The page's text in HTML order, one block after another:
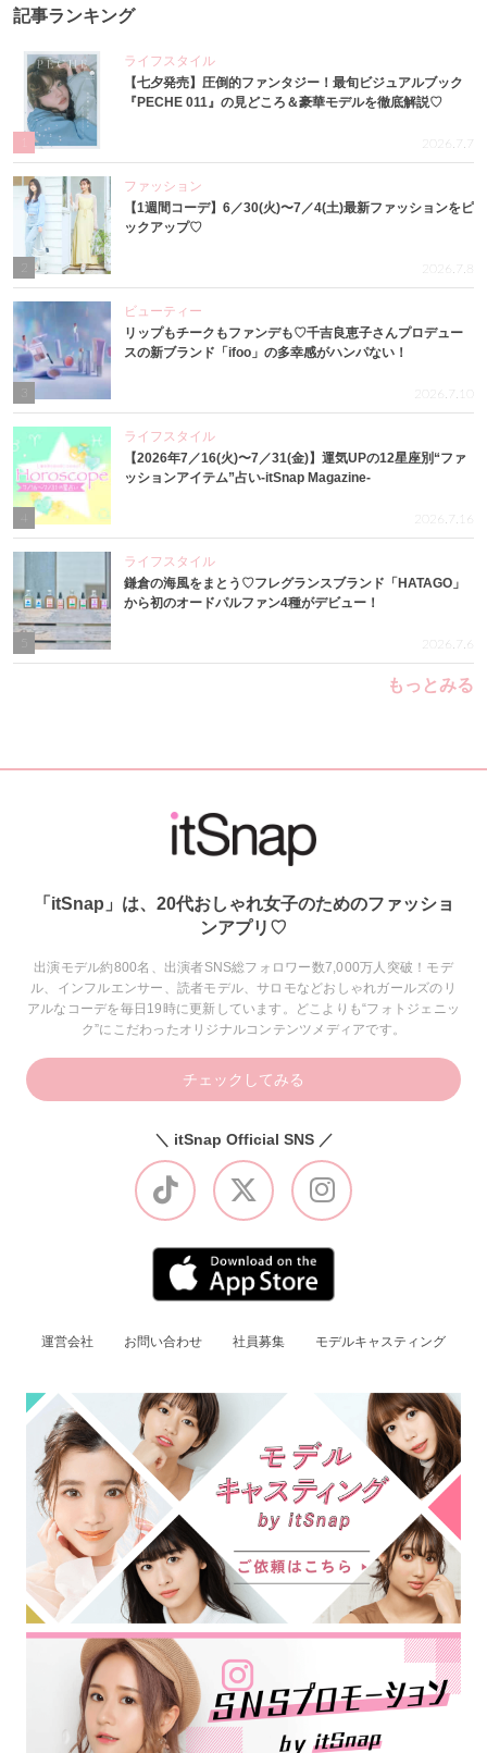
記事ランキング
ライフスタイル
【七夕発売】圧倒的ファンタジー！最旬ビジュアルブック
『PECHE 011』の見どころ＆豪華モデルを徹底解説♡
2026.7.7
ファッション
【1週間コーデ】6／30(火)〜7／4(土)最新ファッションをピ
ックアップ♡
2026.7.8
3
ビューティー
リップもチークもファンデも♡千吉良恵子さんプロデュー
スの新ブランド「ifoo」の多幸感がハンパない！
2026.7.10
4
ライフスタイル
【2026年7／16(火)〜7／31(金)】運気UPの12星座別“ファ
ッションアイテム”占い-itSnap Magazine-
2026.7.16
ライフスタイル
鎌倉の海風をまとう♡フレグランスブランド「HATAGO」
から初のオードパルファン4種がデビュー！
2026.7.6
もっとみる
「itSnap」は、20代おしゃれ女子のためのファッショ
ンアプリ♡
出演モデル約800名、出演者SNS総フォロワー数7,000万人突破！モデ
ル、インフルエンサー、読者モデル、サロモなどおしゃれガールズのリ
アルなコーデを毎日19時に更新しています。どこよりも“フォトジェニッ
ク”にこだわったオリジナルコンテンツメディアです。
チェックしてみる
＼ itSnap Official SNS ／
運営会社 お問い合わせ 社員募集 モデルキャスティング